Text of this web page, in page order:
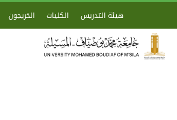
هيئة التدريس الكليات الخريجون